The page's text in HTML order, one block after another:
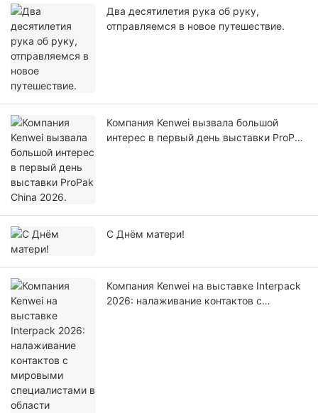
Два десятилетия рука об руку,
отправляемся в новое путешествие.
Компания Kenwei вызвала большой
интерес в первый день выставки ProPak
С Днём матери!
Компания Kenwei на выставке Interpack
2026: налаживание контактов с